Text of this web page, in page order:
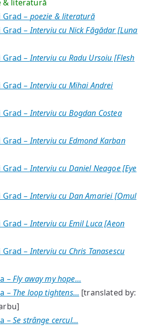
& literatură
– poezie & literatură
Grad –Interviu cu Nick Făgădar [Luna
Grad –Interviu cu Radu Ursoiu [Flesh
Grad –Interviu cu Mihai Andrei
Grad –Interviu cu Bogdan Costea
Grad –Interviu cu Edmond Karban
Grad –Interviu cu Daniel Neagoe [Eye
Grad –Interviu cu Dan Amariei [Omul
Grad –Interviu cu Emil Luca [Aeon
Grad –Interviu cu Chris Tanasescu
–Fly away my hope…
– The loop tightens… [translated by:
–Se strânge cercul…